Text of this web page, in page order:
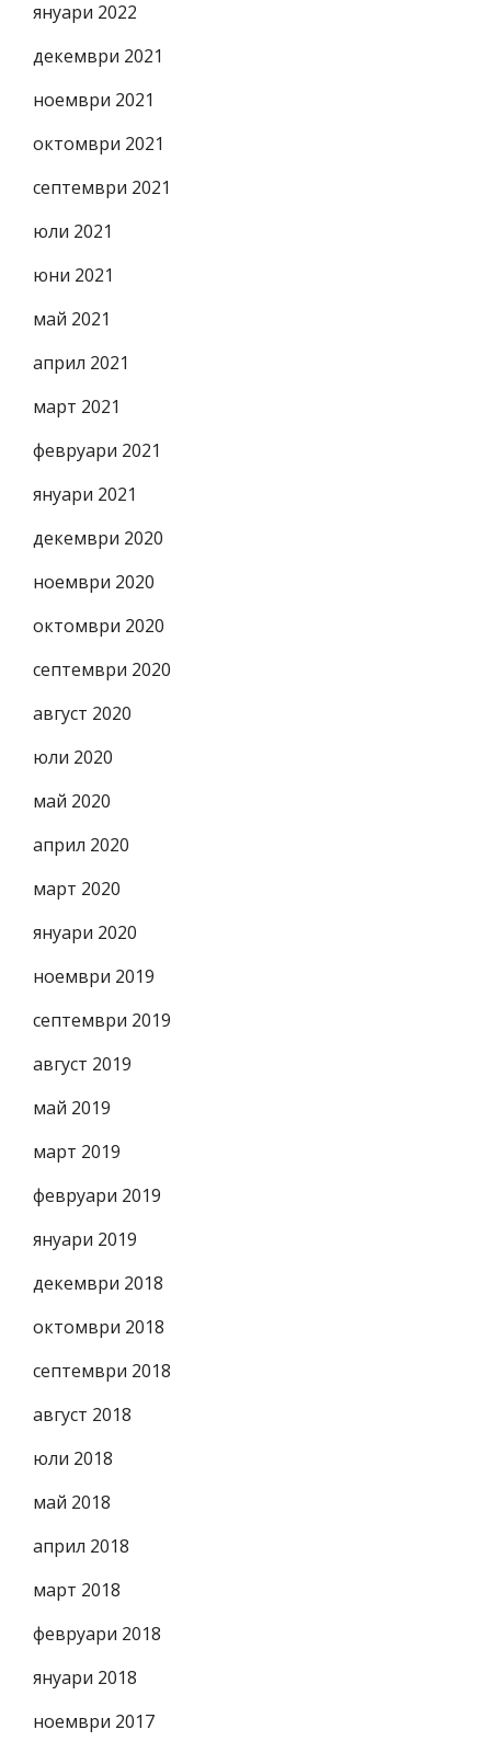
януари 2022
декември 2021
ноември 2021
октомври 2021
септември 2021
юли 2021
юни 2021
май 2021
април 2021
март 2021
февруари 2021
януари 2021
декември 2020
ноември 2020
октомври 2020
септември 2020
август 2020
юли 2020
май 2020
април 2020
март 2020
януари 2020
ноември 2019
септември 2019
август 2019
май 2019
март 2019
февруари 2019
януари 2019
декември 2018
октомври 2018
септември 2018
август 2018
юли 2018
май 2018
април 2018
март 2018
февруари 2018
януари 2018
ноември 2017